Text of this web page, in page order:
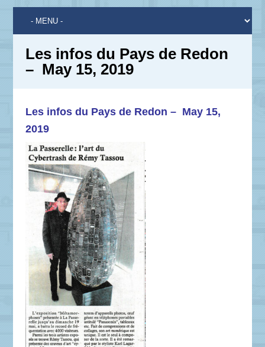
Les infos du Pays de Redon
– May 15, 2019
Les infos du Pays de Redon – May 15,
2019